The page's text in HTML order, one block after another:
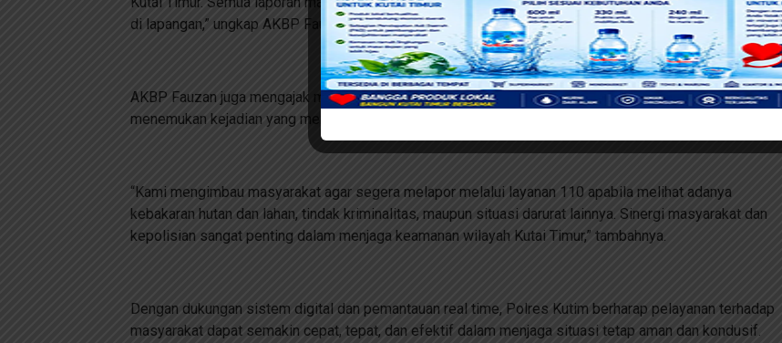
di lapangan,” ungkap AKBP Fauzan Arianto.
AKBP Fauzan juga mengajak masyarakat untuk aktif memanfaatkan layanan Call Center 110 apabila
menemukan kejadian yang membutuhkan kehadiran polisi maupun potensi kebakaran hutan dan lahan.
“Kami mengimbau masyarakat agar segera melapor melalui layanan 110 apabila melihat adanya
kebakaran hutan dan lahan, tindak kriminalitas, maupun situasi darurat lainnya. Sinergi masyarakat dan
kepolisian sangat penting dalam menjaga keamanan wilayah Kutai Timur,” tambahnya.
Dengan dukungan sistem digital dan pemantauan real time, Polres Kutim berharap pelayanan terhadap
masyarakat dapat semakin cepat, tepat, dan efektif dalam menjaga situasi tetap aman dan kondusif.